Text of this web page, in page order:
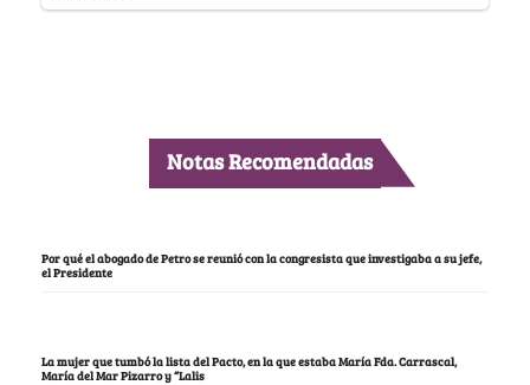
Notas Recomendadas
Por qué el abogado de Petro se reunió con la congresista que investigaba a su jefe,
el Presidente
La mujer que tumbó la lista del Pacto, en la que estaba María Fda. Carrascal,
María del Mar Pizarro y “Lalis